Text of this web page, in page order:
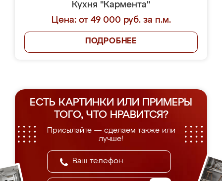
Кухня "Кармента"
Цена: от 49 000 руб. за п.м.
ПОДРОБНЕЕ
ЕСТЬ КАРТИНКИ ИЛИ ПРИМЕРЫ
ТОГО, ЧТО НРАВИТСЯ?
Присылайте — сделаем также или
лучше!